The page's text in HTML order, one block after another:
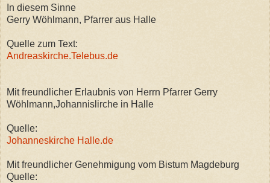
In diesem Sinne
Gerry Wöhlmann, Pfarrer aus Halle
Quelle zum Text:
Andreaskirche.Telebus.de
Mit freundlicher Erlaubnis von Herrn Pfarrer Gerry
Wöhlmann,Johannislirche in Halle
Quelle:
Johanneskirche Halle.de
Mit freundlicher Genehmigung vom Bistum Magdeburg
Quelle: